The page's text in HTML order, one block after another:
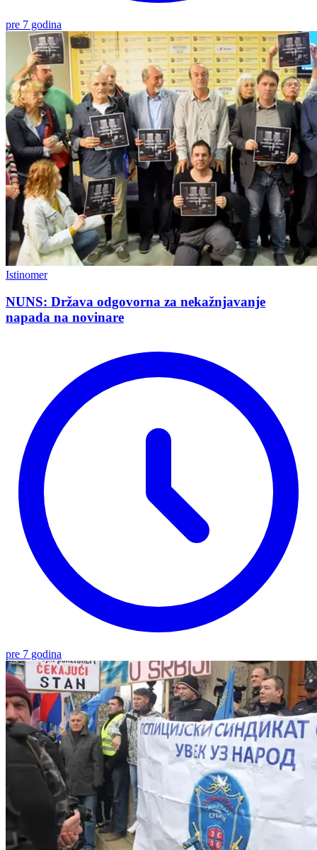
pre 7 godina
Istinomer
NUNS: Država odgovorna za nekažnjavanje
napada na novinare
pre 7 godina